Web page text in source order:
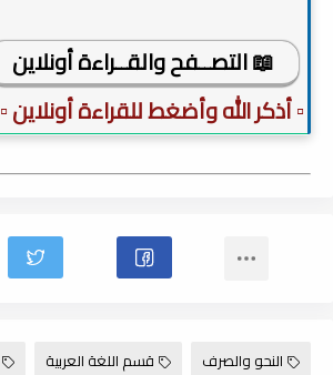
📖 التصــفح والقــراءة أونلاين
▫️ أذكر الله وأضغط للقراءة أونلاين ▫️
النحو والصرف قسم اللغة العربية